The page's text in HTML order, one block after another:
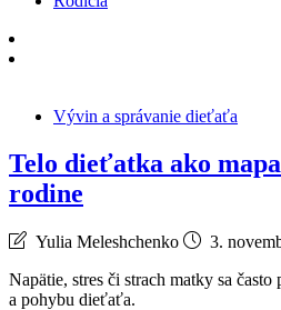
Vývin a správanie dieťaťa
Telo dieťatka ako
rodine
Yulia Meleshchenko 3.
Napätie, stres či strach matky sa
a pohybu dieťaťa.